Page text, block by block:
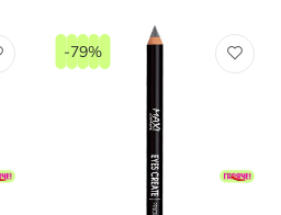
-79%